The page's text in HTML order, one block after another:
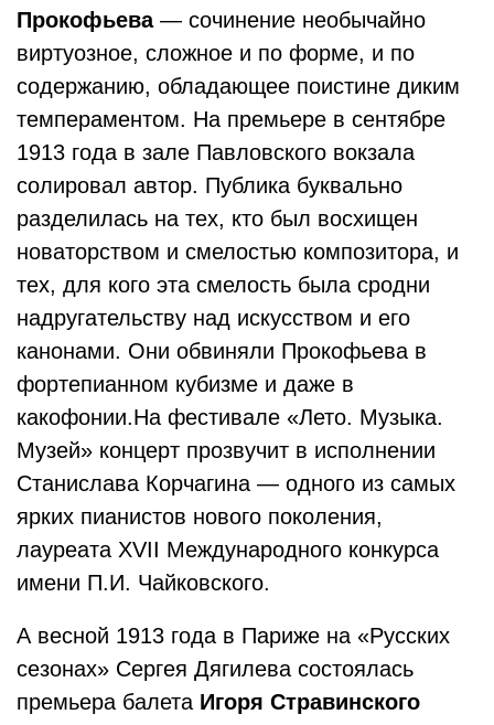
Прокофьева— сочинение необычайно
виртуозное, сложное и по форме, и по
содержанию, обладающее поистине диким
темпераментом. На премьере в сентябре
1913 года в зале Павловского вокзала
солировал автор. Публика буквально
разделилась на тех, кто был восхищен
новаторством и смелостью композитора, и
тех, для кого эта смелость была сродни
надругательству над искусством и его
канонами. Они обвиняли Прокофьева в
фортепианном кубизме и даже в
какофонии.На фестивале «Лето. Музыка.
Музей» концерт прозвучит в исполнении
Станислава Корчагина — одного из самых
ярких пианистов нового поколения,
лауреата XVII Международного конкурса
имени П.И. Чайковского.
А весной 1913 года в Париже на «Русских
сезонах» Сергея Дягилева состоялась
премьера балета Игоря Стравинского